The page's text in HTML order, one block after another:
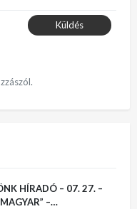
Küldés
– 07. 27. –
–